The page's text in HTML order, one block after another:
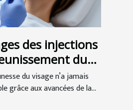
des injections
du
du visage n’a jamais
grâce aux avancées de la...